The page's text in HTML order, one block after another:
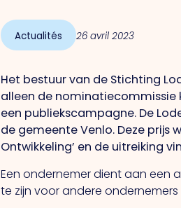
Actualités 26 avril 2023
Het bestuur van de Stichting
alleen de
een publiekscampagne. De
de gemeente Venlo. Deze prijs
Ontwikkeling’ en de uitreiking
Een ondernemer dient aan een
te zijn voor andere